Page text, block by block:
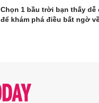
Chọn 1 bầu trời bạn thấy dễ
để khám phá điều bất ngờ